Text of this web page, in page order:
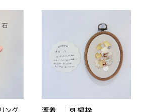
ング
漂着…｜刺繍枠